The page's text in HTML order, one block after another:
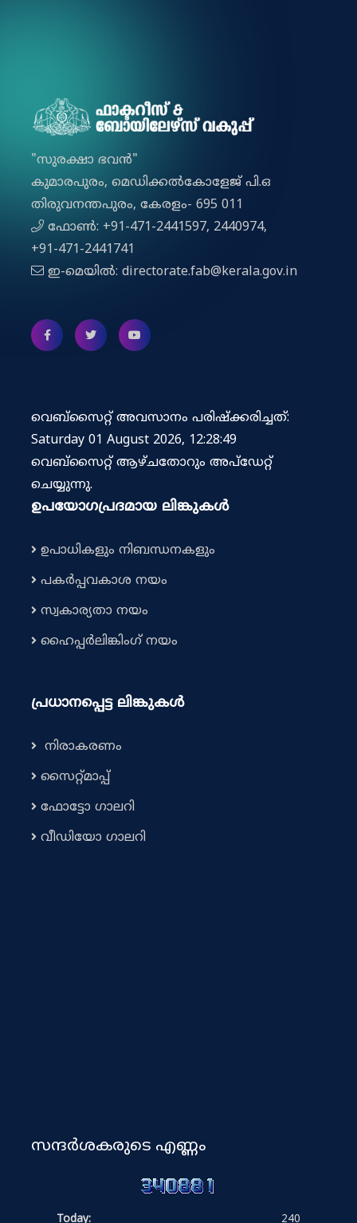
"സുരക്ഷാ ഭവൻ"
കുമാരപുരം, മെഡിക്കല്‍കോളേജ് പി.ഒ
തിരുവനന്തപുരം, കേരളം- 695 011
ഫോൺ: +91-471-2441597, 2440974,
+91-471-2441741
ഇ-മെയിൽ: directorate.fab@kerala.gov.in
വെബ്സൈറ്റ് അവസാനം പരിഷ്ക്കരിച്ചത്:
Saturday 01 August 2026, 12:28:49
വെബ്‌സൈറ്റ് ആഴ്ചതോറും അപ്‌ഡേറ്റ്
ചെയ്യുന്നു.
ഉപയോഗപ്രദമായ ലിങ്കുകൾ
ഉപാധികളും നിബന്ധനകളും
പകർപ്പവകാശ നയം
സ്വകാര്യതാ നയം
ഹൈപ്പർലിങ്കിംഗ് നയം
പ്രധാനപ്പെട്ട ലിങ്കുകൾ
നിരാകരണം
സൈറ്റ്മാപ്പ്
ഫോട്ടോ ഗാലറി
വീഡിയോ ഗാലറി
സന്ദർശകരുടെ എണ്ണം
Today: 240